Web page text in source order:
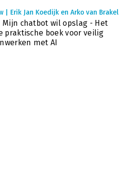
| Erik Jan Koedijk en Arko van Brakel
Mijn chatbot wil opslag - Het
praktische boek voor veilig
met AI